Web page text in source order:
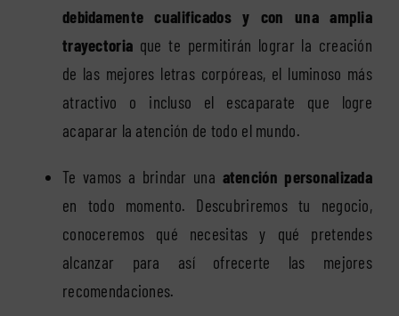
debidamente cualificados y con una amplia
trayectoria que te permitirán lograr la creación
de las mejores letras corpóreas, el luminoso más
atractivo o incluso el escaparate que logre
acaparar la atención de todo el mundo.
Te vamos a brindar una atención personalizada
en todo momento. Descubriremos tu negocio,
conoceremos qué necesitas y qué pretendes
alcanzar para así ofrecerte las mejores
recomendaciones.